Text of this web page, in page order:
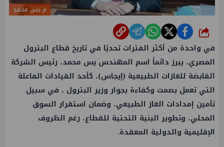
م يس محمد
شارك
في واحدة من أكثر الفترات تحديًا في تاريخ قطاع البترول
المصري، يبرز دائماً اسم المهندس يس محمد، رئيس الشركة
القابضة للغازات الطبيعية (إيجاس)، كأحد القيادات الفاعلة
التي تعمل بصمت وكفاءة بجوار وزير البترول ، في سبيل
تأمين إمدادات الغاز الطبيعي، وضمان استقرار السوق
المحلي، وتطوير البنية التحتية للقطاع، رغم الظروف
الإقليمية والدولية المعقدة.